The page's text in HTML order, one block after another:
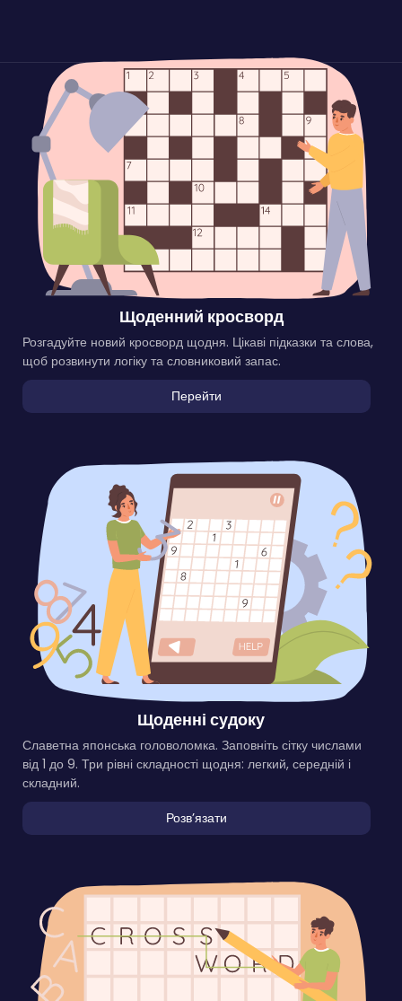
Щоденний кросворд
Розгадуйте новий кросворд щодня. Цікаві підказки та слова,
щоб розвинути логіку та словниковий запас.
Перейти
Щоденні судоку
Славетна японська головоломка. Заповніть сітку числами
від 1 до 9. Три рівні складності щодня: легкий, середній і
складний.
Розвʼязати